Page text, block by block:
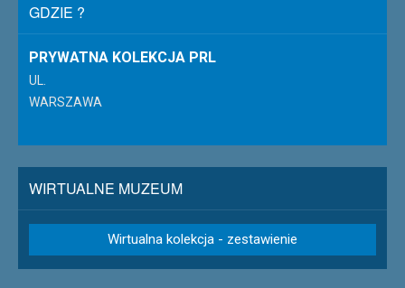
GDZIE ?
PRYWATNA KOLEKCJA PRL
UL.
WARSZAWA
WIRTUALNE MUZEUM
Wirtualna kolekcja - zestawienie